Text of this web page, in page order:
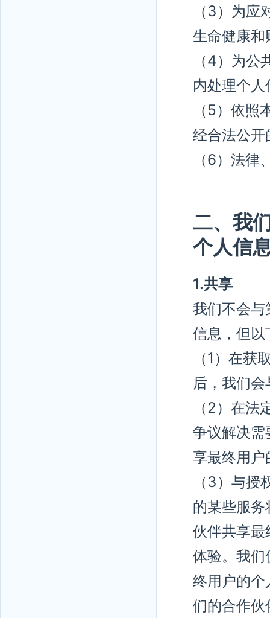
（3）为
生命健康和
（4）为
内处理个人
（5）依
经合法公开
（6）法
二、我
个人信
1.共享
我们不会与
信息，但以
（1）在
后，我们
（2）在
争议解决需
享最终用户
（3）与
的某些服
伙伴共享最
体验。我们
终用户的个
们的合作伙